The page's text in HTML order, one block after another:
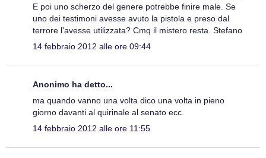
E poi uno scherzo del genere potrebbe finire male. Se
uno dei testimoni avesse avuto la pistola e preso dal
terrore l'avesse utilizzata? Cmq il mistero resta. Stefano
14 febbraio 2012 alle ore 09:44
Anonimo ha detto...
ma quando vanno una volta dico una volta in pieno
giorno davanti al quirinale al senato ecc.
14 febbraio 2012 alle ore 11:55